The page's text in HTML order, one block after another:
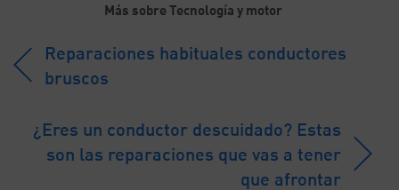
Más sobre Tecnología y motor
Reparaciones habituales conductores
bruscos
¿Eres un conductor descuidado? Estas
son las reparaciones que vas a tener
que afrontar